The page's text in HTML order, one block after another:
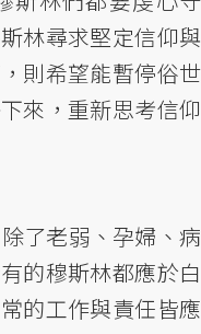
林尋求堅定信仰與
則希望能暫停俗世
來，重新思考信仰
了老弱、孕婦、病
的穆斯林都應於白
的工作與責任皆應